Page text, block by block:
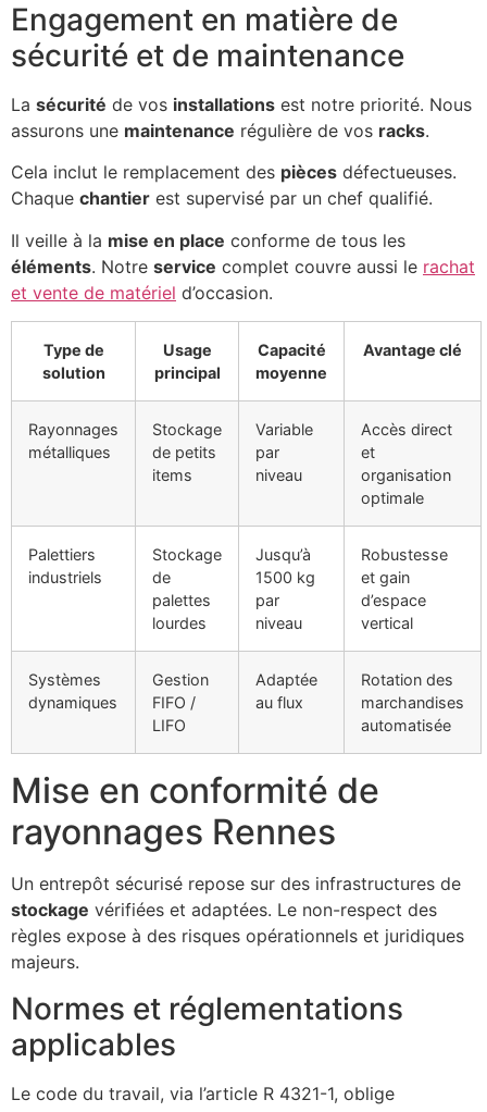
Engagement en matière de
sécurité et de maintenance
La sécurité de vos installations est notre priorité. Nous
assurons une maintenance régulière de vos racks.
Cela inclut le remplacement des pièces défectueuses.
Chaque chantier est supervisé par un chef qualifié.
Il veille à la mise en place conforme de tous les
éléments. Notre service complet couvre aussi le rachat
et vente de matériel d’occasion.
Type de
solution
Usage
principal
Capacité
moyenne
Avantage clé
Rayonnages
métalliques
Stockage
de petits
items
Variable
par
niveau
Accès direct
et
organisation
optimale
Palettiers
industriels
Stockage
de
palettes
lourdes
Jusqu’à
1500 kg
par
niveau
Robustesse
et gain
d’espace
vertical
Systèmes
dynamiques
Gestion
FIFO /
LIFO
Adaptée
au flux
Rotation des
marchandises
automatisée
Mise en conformité de
rayonnages Rennes
Un entrepôt sécurisé repose sur des infrastructures de
stockage vérifiées et adaptées. Le non-respect des
règles expose à des risques opérationnels et juridiques
majeurs.
Normes et réglementations
applicables
Le code du travail, via l’article R 4321-1, oblige